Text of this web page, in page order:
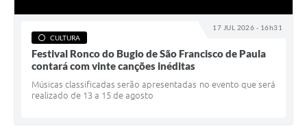
17 JUL 2026 - 16h31
CULTURA
Festival Ronco do Bugio de São Francisco de Paula
contará com vinte canções inéditas
Músicas classificadas serão apresentadas no evento que será
realizado de 13 a 15 de agosto